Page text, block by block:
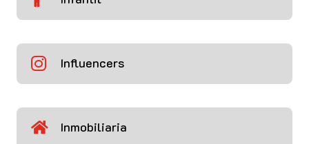
 Influencers
 Inmobiliaria